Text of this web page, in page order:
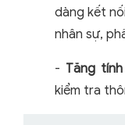
dàng kết
nhân sự,
- Tăng
kiểm tra